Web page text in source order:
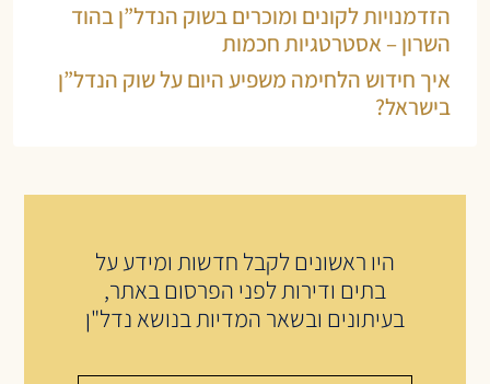
הזדמנויות לקונים ומוכרים בשוק הנדל”ן בהוד
השרון – אסטרטגיות חכמות
איך חידוש הלחימה משפיע היום על שוק הנדל”ן
בישראל?
היו ראשונים לקבל חדשות ומידע על
בתים ודירות לפני הפרסום באתר,
בעיתונים ובשאר המדיות בנושא נדל"ן